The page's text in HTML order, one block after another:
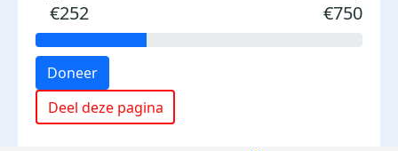
€252 €750
Doneer
Deel deze pagina